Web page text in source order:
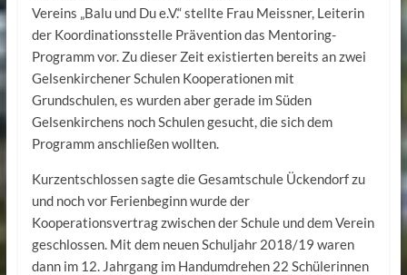
Vereins „Balu und Du e.V.“ stellte Frau Meissner, Leiterin
der Koordinationsstelle Prävention das Mentoring-
Programm vor. Zu dieser Zeit existierten bereits an zwei
Gelsenkirchener Schulen Kooperationen mit
Grundschulen, es wurden aber gerade im Süden
Gelsenkirchens noch Schulen gesucht, die sich dem
Programm anschließen wollten.
Kurzentschlossen sagte die Gesamtschule Ückendorf zu
und noch vor Ferienbeginn wurde der
Kooperationsvertrag zwischen der Schule und dem Verein
geschlossen. Mit dem neuen Schuljahr 2018/19 waren
dann im 12. Jahrgang im Handumdrehen 22 Schülerinnen